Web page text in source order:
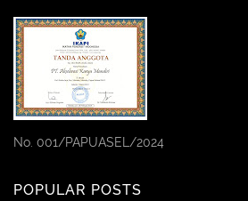
No. 001/PAPUASEL/2024
POPULAR POSTS